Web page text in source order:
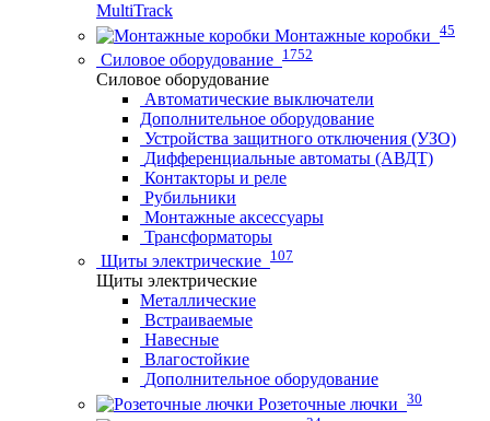
MultiTrack
Монтажные коробки 45
Силовое оборудование 1752
Силовое оборудование
Автоматические выключатели
Дополнительное оборудование
Устройства защитного отключения (УЗО)
Дифференциальные автоматы (АВДТ)
Контакторы и реле
Рубильники
Монтажные аксессуары
Трансформаторы
Щиты электрические 107
Щиты электрические
Металлические
Встраиваемые
Навесные
Влагостойкие
Дополнительное оборудование
Розеточные лючки 30